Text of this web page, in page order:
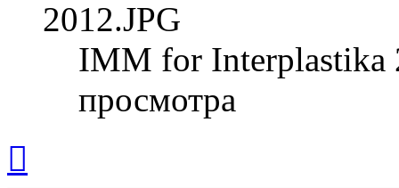
IMM for Interplastika
просмотра
началу